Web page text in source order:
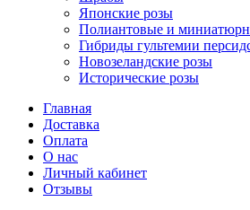
Японские розы
Полиантовые и
Гибриды гультемии
Новозеландские розы
Исторические розы
Главная
Доставка
Оплата
О нас
Личный кабинет
Отзывы